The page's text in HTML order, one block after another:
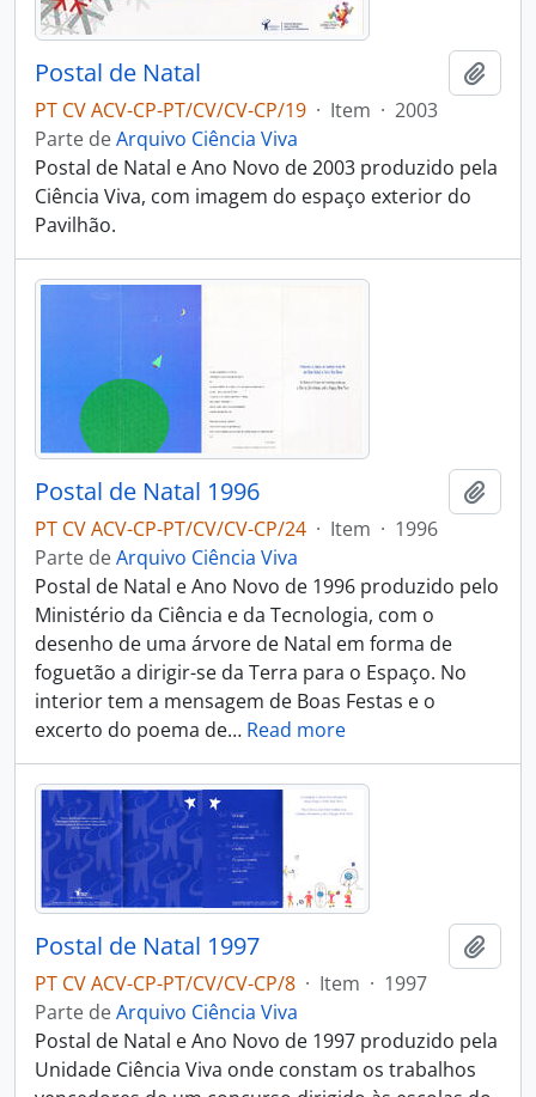
Postal de Natal
PT CV ACV-CP-PT/CV/CV-CP/19 · Item · 2003
Parte deArquivo Ciência Viva
Postal de Natal e Ano Novo de 2003 produzido pela
Ciência Viva, com imagem do espaço exterior do
Pavilhão.
Postal de Natal 1996
PT CV ACV-CP-PT/CV/CV-CP/24 · Item · 1996
Parte deArquivo Ciência Viva
Postal de Natal e Ano Novo de 1996 produzido pelo
Ministério da Ciência e da Tecnologia, com o
desenho de uma árvore de Natal em forma de
foguetão a dirigir-se da Terra para o Espaço. No
interior tem a mensagem de Boas Festas e o
excerto do poema de… Read more
Postal de Natal 1997
PT CV ACV-CP-PT/CV/CV-CP/8 · Item · 1997
Parte deArquivo Ciência Viva
Postal de Natal e Ano Novo de 1997 produzido pela
Unidade Ciência Viva onde constam os trabalhos